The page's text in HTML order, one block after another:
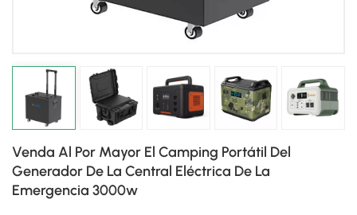
日本語
Venda Al Por Mayor El Camping Portátil Del
Generador De La Central Eléctrica De La
Emergencia 3000w